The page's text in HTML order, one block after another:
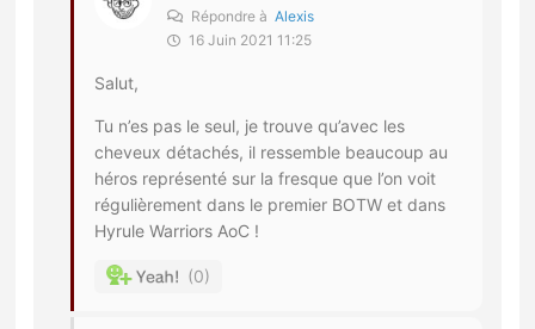
Répondre àAlexis
16 Juin 2021 11:25
Salut,
Tu n’es pas le seul, je trouve qu’avec les
cheveux détachés, il ressemble beaucoup au
héros représenté sur la fresque que l’on voit
régulièrement dans le premier BOTW et dans
Hyrule Warriors AoC !
0